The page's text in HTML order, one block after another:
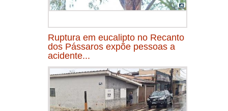
Ruptura em eucalipto no Recanto
dos Pássaros expõe pessoas a
acidente...